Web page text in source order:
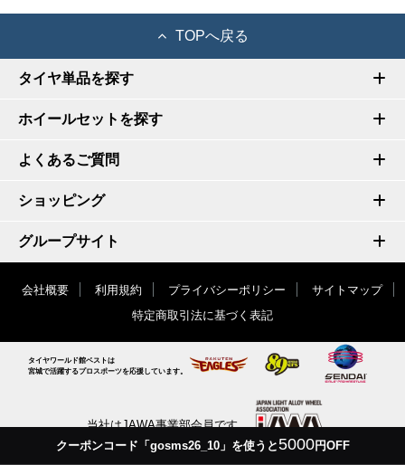
クーポンコード「gosms26_10」を使うと5000円OFF
TOPへ戻る
タイヤ単品を探す
ホイールセットを探す
よくあるご質問
ショッピング
グループサイト
会社概要 利用規約 プライバシーポリシー
サイトマップ
特定商取引法に基づく表記
タイヤワールド館ベストは
宮城で活躍するプロスポーツを応援しています。
当社はJAWA事業部会員です